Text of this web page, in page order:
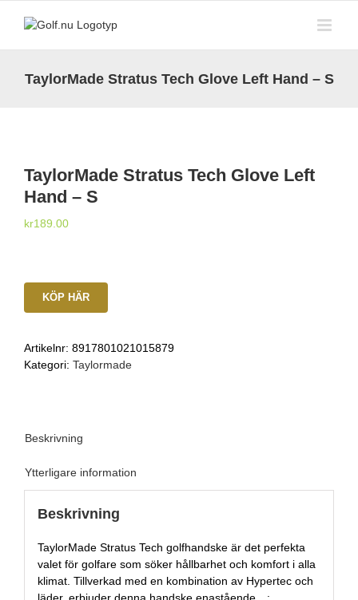
TaylorMade Stratus Tech Glove Left Hand – S
TaylorMade Stratus Tech Glove Left
Hand – S
kr189.00
KÖP HÄR
Artikelnr: 8917801021015879
Kategori: Taylormade
Beskrivning
Ytterligare information
Beskrivning
TaylorMade Stratus Tech golfhandske är det perfekta
valet för golfare som söker hållbarhet och komfort i alla
klimat. Tillverkad med en kombination av Hypertec och
läder, erbjuder denna handske enastående…: